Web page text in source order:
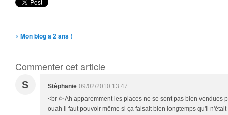
« Mon blog a 2 ans !
Commenter cet article
S Stéphanie 09/02/2010 13:47
<br /> Ah apparemment les places ne se sont pas bien vendues
ouah il faut pouvoir même si ça faisait bien longtemps qu'il